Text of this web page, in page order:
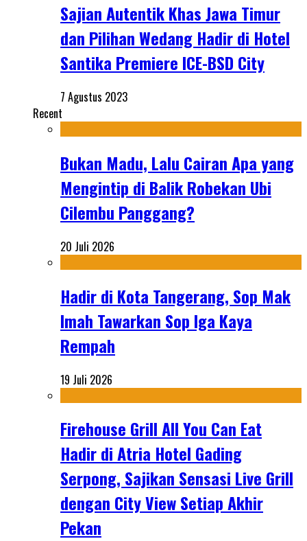
Sajian Autentik Khas Jawa Timur
dan Pilihan Wedang Hadir di Hotel
Santika Premiere ICE-BSD City
7 Agustus 2023
Recent
Bukan Madu, Lalu Cairan Apa yang
Mengintip di Balik Robekan Ubi
Cilembu Panggang?
20 Juli 2026
Hadir di Kota Tangerang, Sop Mak
Imah Tawarkan Sop Iga Kaya
Rempah
19 Juli 2026
Firehouse Grill All You Can Eat
Hadir di Atria Hotel Gading
Serpong, Sajikan Sensasi Live Grill
dengan City View Setiap Akhir
Pekan